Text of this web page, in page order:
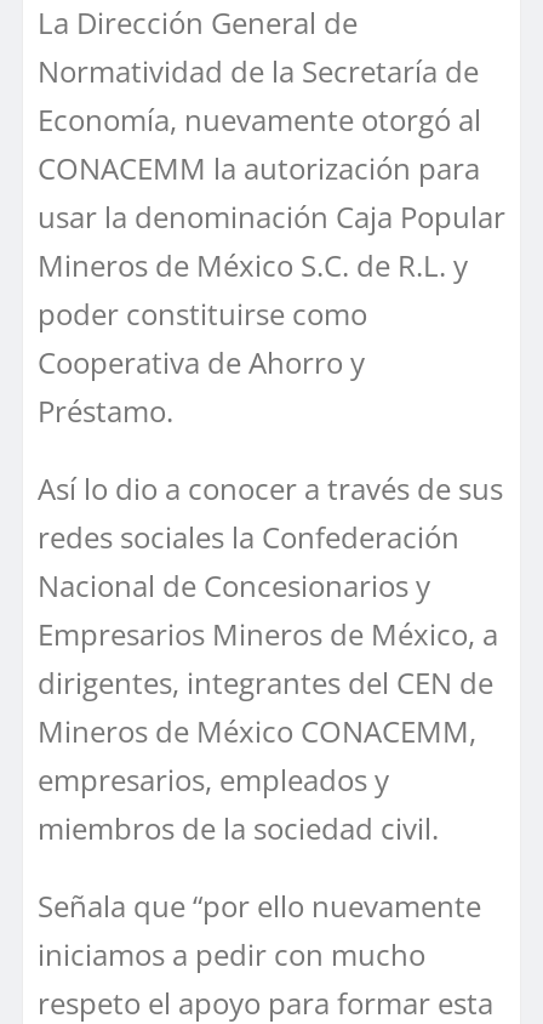
La Dirección General de
Normatividad de la Secretaría de
Economía, nuevamente otorgó al
CONACEMM la autorización para
usar la denominación Caja Popular
Mineros de México S.C. de R.L. y
poder constituirse como
Cooperativa de Ahorro y
Préstamo.
Así lo dio a conocer a través de sus
redes sociales la Confederación
Nacional de Concesionarios y
Empresarios Mineros de México, a
dirigentes, integrantes del CEN de
Mineros de México CONACEMM,
empresarios, empleados y
miembros de la sociedad civil.
Señala que “por ello nuevamente
iniciamos a pedir con mucho
respeto el apoyo para formar esta